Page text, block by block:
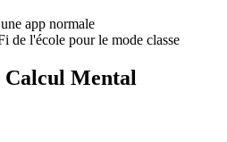
app normale
de l'école pour le mode classe
Mental